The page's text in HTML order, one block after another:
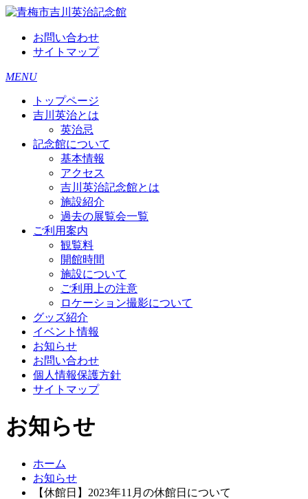
お問い合わせ
サイトマップ
MENU
トップページ
吉川英治とは
英治忌
記念館について
基本情報
アクセス
吉川英治記念館とは
施設紹介
過去の展覧会一覧
ご利用案内
観覧料
開館時間
施設について
ご利用上の注意
ロケーション撮影について
グッズ紹介
イベント情報
お知らせ
お問い合わせ
個人情報保護方針
サイトマップ
お知らせ
ホーム
お知らせ
【休館日】2023年11月の休館日について